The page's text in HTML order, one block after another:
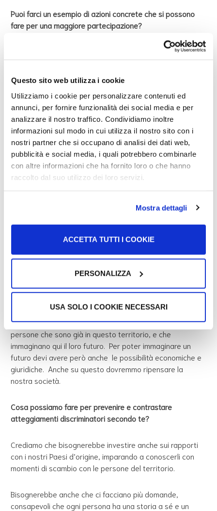
Questo sito web utilizza i cookie
Utilizziamo i cookie per personalizzare contenuti ed
annunci, per fornire funzionalità dei social media e per
analizzare il nostro traffico. Condividiamo inoltre
informazioni sul modo in cui utilizza il nostro sito con i
nostri partner che si occupano di analisi dei dati web,
pubblicità e social media, i quali potrebbero combinarle
con altre informazioni che ha fornito loro o che hanno
raccolto dal suo utilizzo dei loro servizi.
Mostra dettagli
ACCETTA TUTTI I COOKIE
PERSONALIZZA
USA SOLO I COOKIE NECESSARI
Puoi farci un esempio di azioni concrete che si possono
fare per una maggiore partecipazione?
diritti.
Il diritto di autodeterminarsi e non essere limitati nelle
Una grande battaglia è per noi la cittadinanza, che dà
tante “cose scontate” ma che scontate non sono finché
non ne hai bisogno. Immagina di essere una persona
giovane, che è arrivata pochi anni dopo la propria nascita,
trascorre quasi tutta la vita in Italia, si diploma e poi si
laurea. Vorrebbe fare il lavoro dei suoi sogni, ma molte
da soddisfare (ad esempio residenza continuativa e
Cosa succede? Molte volte decide di lasciare il Paese.
essere una colpa. È una ricchezza.
Allargare la cittadinanza significherebbe investire su
persone che sono già in questo territorio, e che
immaginano qui il loro futuro. Per poter immaginare un
futuro devi avere però anche le possibilità economiche e
giuridiche. Anche su questo dovremmo ripensare la
nostra società.
Cosa possiamo fare per prevenire e contrastare
atteggiamenti discriminatori secondo te?
Crediamo che bisognerebbe investire anche sui rapporti
con i nostri Paesi d’origine, imparando a conoscerli con
momenti di scambio con le persone del territorio.
Bisognerebbe anche che ci facciano più domande,
consapevoli che ogni persona ha una storia a sé e un